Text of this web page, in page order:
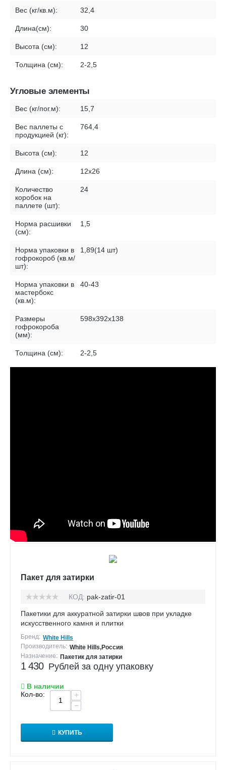
Вес (кг/кв.м): 32,4
Длина(см): 30
Высота (см): 12
Толщина (см): 2-2,5
Угловые элементы
Вес (кг/пог.м): 15,7
Вес паллеты с
продукцией (кг):
764,4
Высота (см): 12
Длина (см): 12х26
Количество
коробок на
паллете (шт):
24
Норма расшивки
(см):
1,5
Норма упаковки в
гофрокороб (кв.м/
шт):
1,89(14 шт)
Норма упаковки в
мастербокс
(кв.м):
40-43
Размеры
гофрокороба
(мм):
598х392х138
Толщина (см): 2-2,5
Пакет для затирки
КОД: pak-zatir-01
Пакетики для аккуратной затирки швов при укладке
искусственного камня и плитки
Бренд: White Hills
Производитель: White Hills,Россия
Назначение: Пакетик для затирки
1 430 Рублей за одну упаковку
В наличии
Кол-во:
+
−
КУПИТЬ